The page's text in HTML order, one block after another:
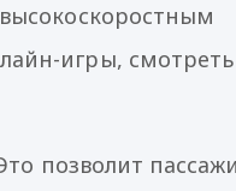
игры,
позволит